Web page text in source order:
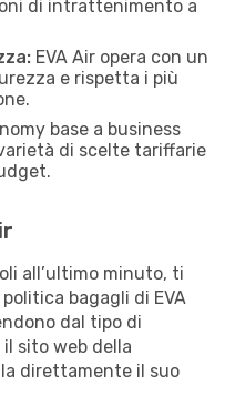
di intrattenimento a
EVA Air opera con un
e rispetta i più
base a business
di scelte tariffarie
all’ultimo minuto, ti
bagagli di EVA
dal tipo di
sito web della
direttamente il suo